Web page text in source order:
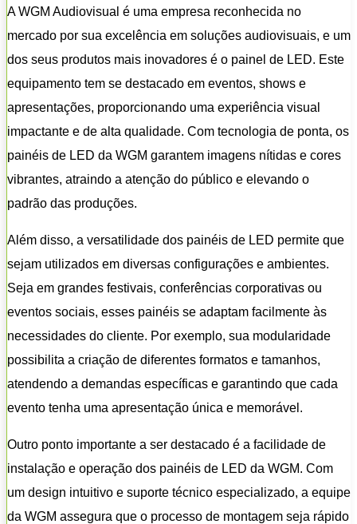
A WGM Audiovisual é uma empresa reconhecida no
mercado por sua excelência em soluções audiovisuais, e um
dos seus produtos mais inovadores é o painel de LED. Este
equipamento tem se destacado em eventos, shows e
apresentações, proporcionando uma experiência visual
impactante e de alta qualidade. Com tecnologia de ponta, os
painéis de LED da WGM garantem imagens nítidas e cores
vibrantes, atraindo a atenção do público e elevando o
padrão das produções.
Além disso, a versatilidade dos painéis de LED permite que
sejam utilizados em diversas configurações e ambientes.
Seja em grandes festivais, conferências corporativas ou
eventos sociais, esses painéis se adaptam facilmente às
necessidades do cliente. Por exemplo, sua modularidade
possibilita a criação de diferentes formatos e tamanhos,
atendendo a demandas específicas e garantindo que cada
evento tenha uma apresentação única e memorável.
Outro ponto importante a ser destacado é a facilidade de
instalação e operação dos painéis de LED da WGM. Com
um design intuitivo e suporte técnico especializado, a equipe
da WGM assegura que o processo de montagem seja rápido